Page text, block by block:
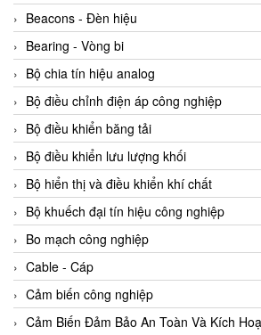
ADCA Vietnam
ADFweb Vietnam
Adler Vietnam
Ados Vietnam
Advanced Energy Vietnam
Advantech Vietnam
Agate Vietnam
AGR International Vietnam
Aichi Tokei Denki Vietnam
Aii Vietnam
AIKOH
AINUO Vietnam
Beacons - Đèn hiệu
Bearing - Vòng bi
Bộ chia tín hiệu analog
Bộ điều chỉnh điện áp công nghiệp
Bộ điều khiển băng tải
Bộ điều khiển lưu lượng khối
Bộ hiển thị và điều khiển khí chất
Bộ khuếch đại tín hiệu công nghiệp
Bo mạch công nghiệp
Cable - Cáp
Cảm biến công nghiệp
Cảm Biến Đảm Bảo An Toàn Và Kích